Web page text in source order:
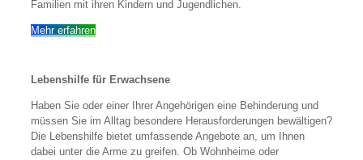
Familien mit ihren Kindern und Jugendlichen.
Mehr erfahren
Lebenshilfe für Erwachsene
Haben Sie oder einer Ihrer Angehörigen eine Behinderung und
müssen Sie im Alltag besondere Herausforderungen bewältigen?
Die Lebenshilfe bietet umfassende Angebote an, um Ihnen
dabei unter die Arme zu greifen. Ob Wohnheime oder